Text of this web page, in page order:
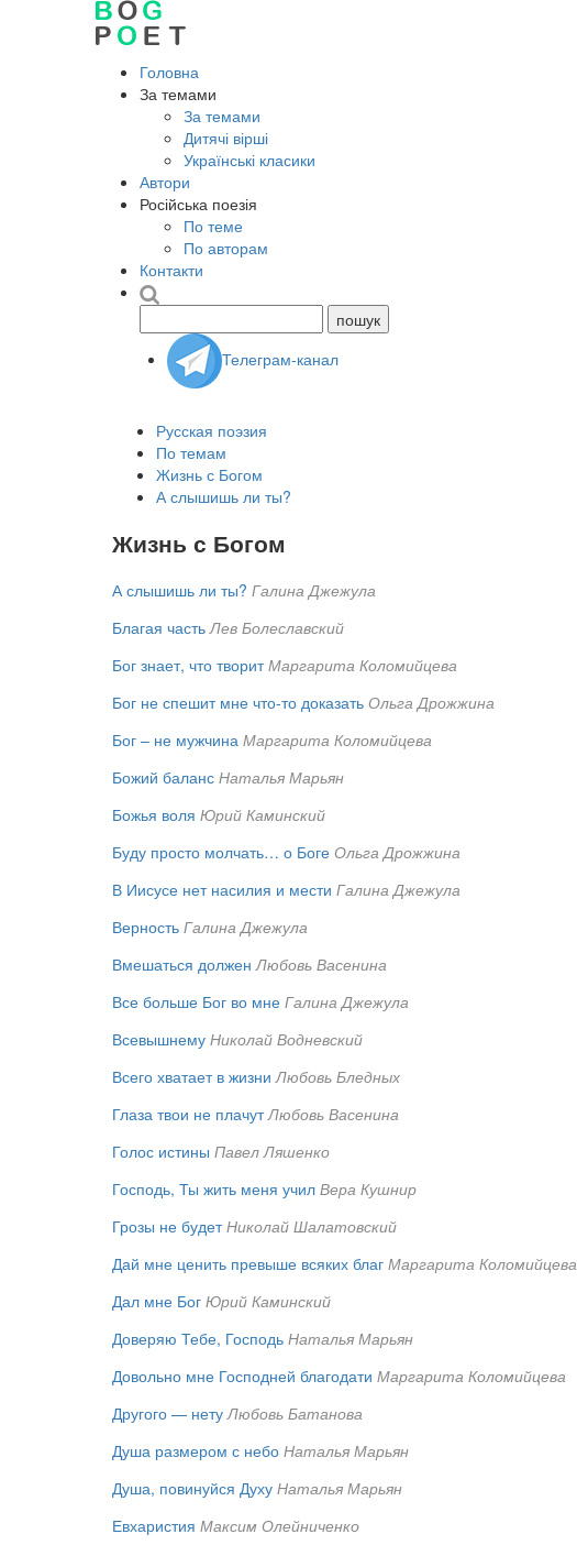
Головна
За темами
За темами
Дитячі вірші
Українські класики
Автори
Російська поезія
По теме
По авторам
Контакти
Телеграм-канал
Русская поэзия
По темам
Жизнь с Богом
А слышишь ли ты?
Жизнь с Богом
А слышишь ли ты? Галина Джежула
Благая часть Лев Болеславский
Бог знает, что творит Маргарита Коломийцева
Бог не спешит мне что-то доказать Ольга Дрожжина
Бог – не мужчина Маргарита Коломийцева
Божий баланс Наталья Марьян
Божья воля Юрий Каминский
Буду просто молчать… о Боге Ольга Дрожжина
В Иисусе нет насилия и мести Галина Джежула
Верность Галина Джежула
Вмешаться должен Любовь Васенина
Все больше Бог во мне Галина Джежула
Всевышнему Николай Водневский
Всего хватает в жизни Любовь Бледных
Глаза твои не плачут Любовь Васенина
Голос истины Павел Ляшенко
Господь, Ты жить меня учил Вера Кушнир
Грозы не будет Николай Шалатовский
Дай мне ценить превыше всяких благ Маргарита Коломийцева
Дал мне Бог Юрий Каминский
Доверяю Тебе, Господь Наталья Марьян
Довольно мне Господней благодати Маргарита Коломийцева
Другого — нету Любовь Батанова
Душа размером с небо Наталья Марьян
Душа, повинуйся Духу Наталья Марьян
Евхаристия Максим Олейниченко